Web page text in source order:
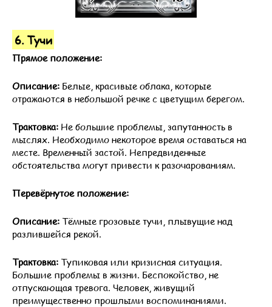
6. Тучи
Прямое положение:
Описание: Белые, красивые облака, которые
отражаются в небольшой речке с цветущим берегом.
Трактовка: Не большие проблемы, запутанность в
мыслях. Необходимо некоторое время оставаться на
месте. Временный застой. Непредвиденные
обстоятельства могут привести к разочарованиям.
Перевёрнутое положение:
Описание: Тёмные грозовые тучи, плывущие над
разлившейся рекой.
Трактовка: Тупиковая или кризисная ситуация.
Большие проблемы в жизни. Беспокойство, не
отпускающая тревога. Человек, живущий
преимущественно прошлыми воспоминаниями.